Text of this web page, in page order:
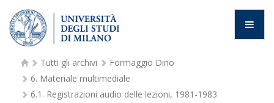
Tutti gli archivi
Formaggio Dino
6. Materiale multimediale
6.1. Registrazioni audio delle lezioni, 1981-1983